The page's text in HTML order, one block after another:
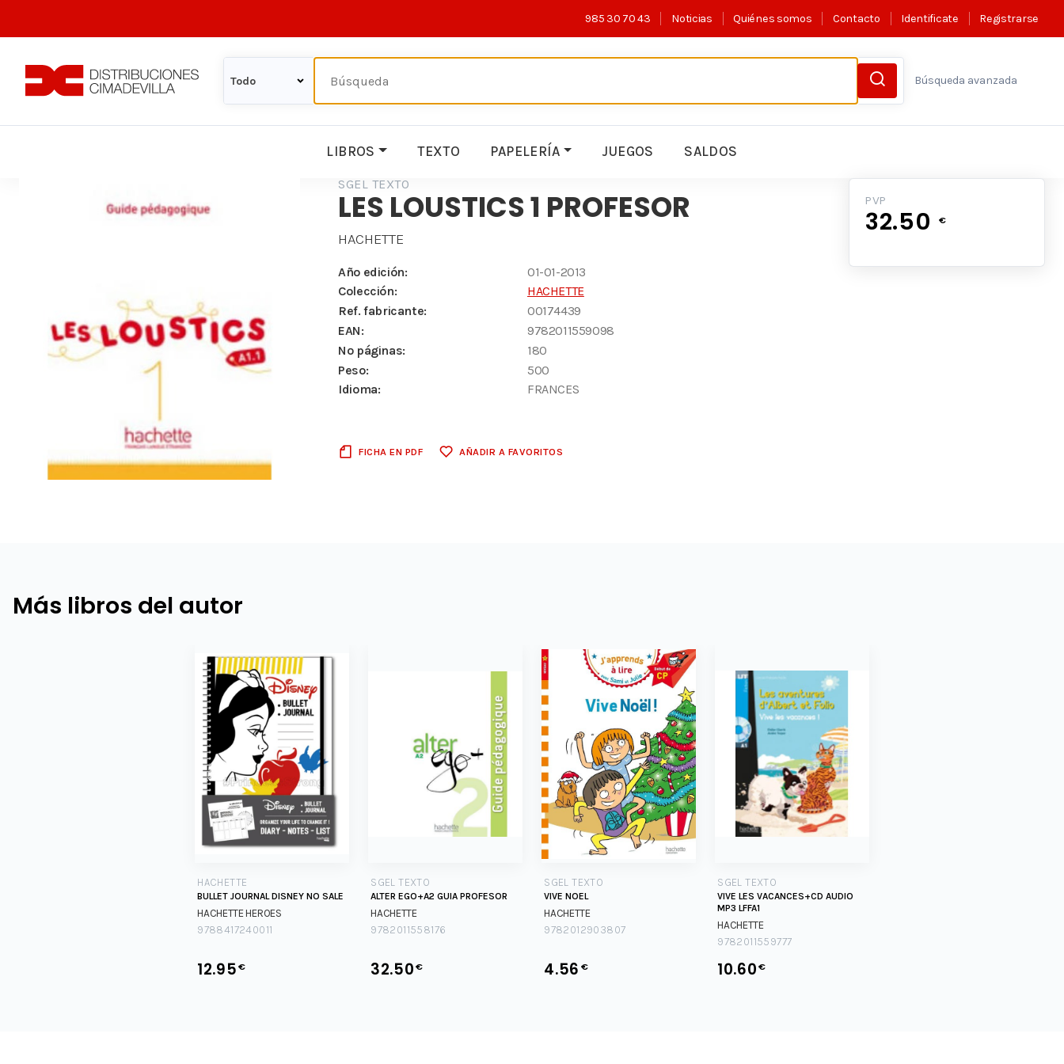
985 30 70 43 Noticias Quiénes somos Contacto Identificate Registrarse
Búsqueda avanzada
LIBROS TEXTO PAPELERÍA JUEGOS SALDOS
SGEL TEXTO
LES LOUSTICS 1 PROFESOR
HACHETTE
Año edición:
01-01-2013
Colección:
HACHETTE
Ref. fabricante:
00174439
EAN:
9782011559098
Nº páginas:
180
Peso:
500
Idioma:
FRANCES
FICHA EN PDF AÑADIR A FAVORITOS
PVP
32.50 €
Más libros del autor
HACHETTE
BULLET JOURNAL DISNEY NO SALE
HACHETTE HEROES
9788417240011
12.95€
SGEL TEXTO
ALTER EGO+A2 GUIA PROFESOR
HACHETTE
9782011558176
32.50€
SGEL TEXTO
VIVE NOEL
HACHETTE
9782012903807
4.56 €
SGEL TEXTO
VIVE LES VACANCES+CD AUDIO
MP3 LFFA1
HACHETTE
9782011559777
10.60€